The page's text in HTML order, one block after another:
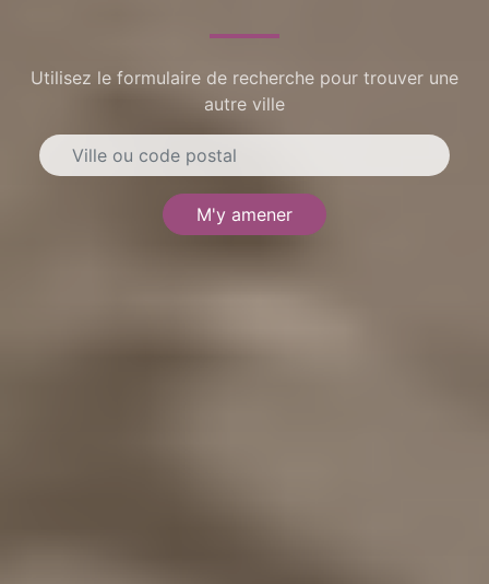
Utilisez le formulaire de recherche pour trouver une
autre ville
M'y amener